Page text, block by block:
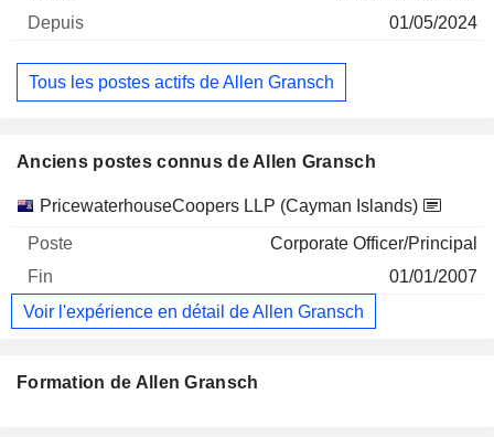
01/05/2024
Tous les postes actifs de Allen Gransch
Anciens postes connus de Allen Gransch
Sociétés Poste Fin
PricewaterhouseCoopers LLP (Cayman Islands)
Corporate Officer/Principal
01/01/2007
Voir l'expérience en détail de Allen Gransch
Formation de Allen Gransch